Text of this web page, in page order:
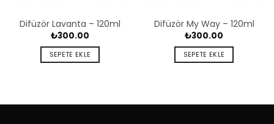
Difüzör Lavanta – 120ml
₺300.00
SEPETE EKLE
Difüzör My Way – 120ml
₺300.00
SEPETE EKLE